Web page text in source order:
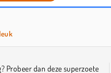
Probeer dan deze superzoete